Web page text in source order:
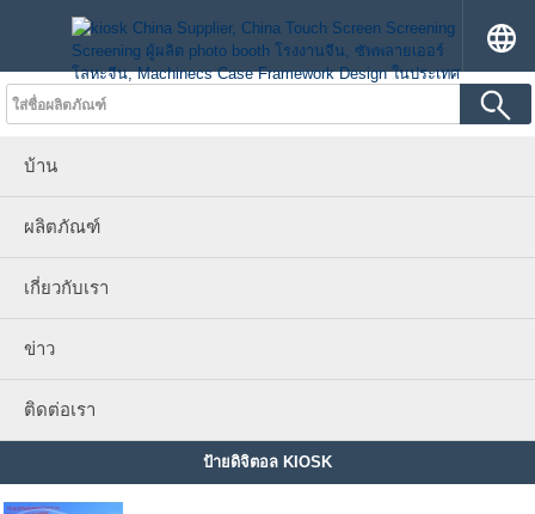
บ้าน
ผลิตภัณฑ์
เกี่ยวกับเรา
ข่าว
ติดต่อเรา
ป้ายดิจิตอล KIOSK